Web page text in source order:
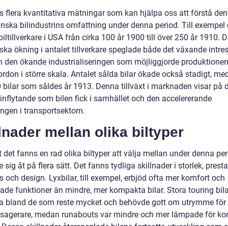
flera kvantitativa mätningar som kan hjälpa oss att förstå den
bilindustrins omfattning under denna period. Till exempel
i USA från cirka 100 år 1900 till över 250 år 1910.
ökning i antalet tillverkare speglade både det växande
den ökande industrialiseringen som möjliggjorde
i större skala. Antalet sålda bilar ökade också stadigt,
bilar som såldes år 1913. Denna tillväxt i marknaden visar på
som bilen fick i samhället och den accelererande
i transportsektorn.
mellan olika biltyper
det fanns en rad olika biltyper att välja mellan under denna
sig åt på flera sätt. Det fanns tydliga skillnader i storlek,
och design. Lyxbilar, till exempel, erbjöd ofta mer komfort och
funktioner än mindre, mer kompakta bilar. Stora touring
bland de som reste mycket och behövde gott om utrymme för
medan runabouts var mindre och mer lämpade för